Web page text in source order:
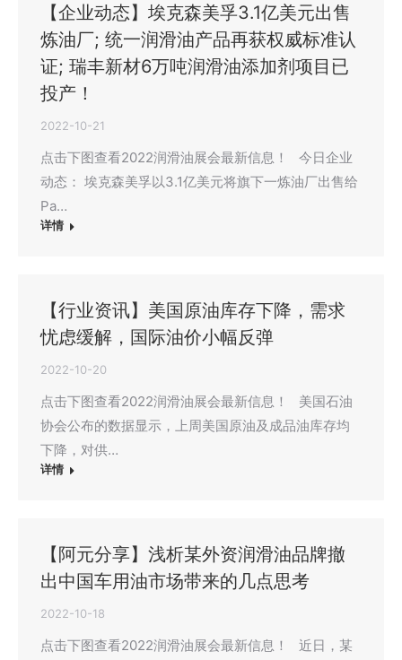
【企业动态】埃克森美孚3.1亿美元出售
炼油厂; 统一润滑油产品再获权威标准认
证; 瑞丰新材6万吨润滑油添加剂项目已
投产！
2022-10-21
点击下图查看2022润滑油展会最新信息！ 今日企业
动态： 埃克森美孚以3.1亿美元将旗下一炼油厂出售给
Pa…
详情
【行业资讯】美国原油库存下降，需求
忧虑缓解，国际油价小幅反弹
2022-10-20
点击下图查看2022润滑油展会最新信息！ 美国石油
协会公布的数据显示，上周美国原油及成品油库存均
下降，对供…
详情
【阿元分享】浅析某外资润滑油品牌撤
出中国车用油市场带来的几点思考
2022-10-18
点击下图查看2022润滑油展会最新信息！ 近日，某